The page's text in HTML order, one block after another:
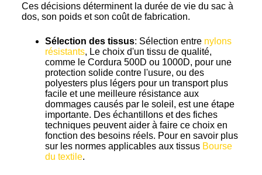
Ces décisions déterminent la durée de vie du sac à
dos, son poids et son coût de fabrication.
Sélection des tissus: Sélection entre nylons
résistants, Le choix d'un tissu de qualité,
comme le Cordura 500D ou 1000D, pour une
protection solide contre l'usure, ou des
polyesters plus légers pour un transport plus
facile et une meilleure résistance aux
dommages causés par le soleil, est une étape
importante. Des échantillons et des fiches
techniques peuvent aider à faire ce choix en
fonction des besoins réels. Pour en savoir plus
sur les normes applicables aux tissus Bourse
du textile.